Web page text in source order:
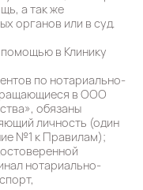
а так же
органов или в суд.
в Клинику
по нотариально-
в ООО
обязаны
личность (один
№1 к Правилам);
нотариально-